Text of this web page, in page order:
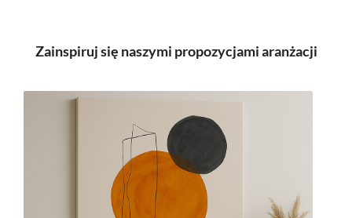
Zainspiruj się naszymi propozycjami aranżacji